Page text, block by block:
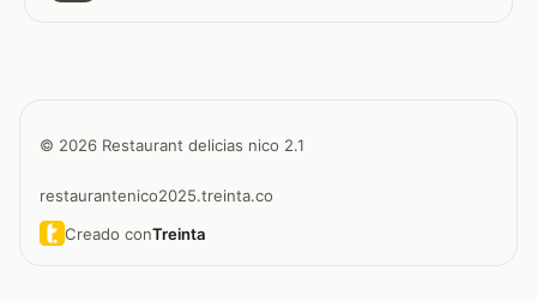
© 2026 Restaurant delicias nico 2.1
restaurantenico2025.treinta.co
Creado conTreinta